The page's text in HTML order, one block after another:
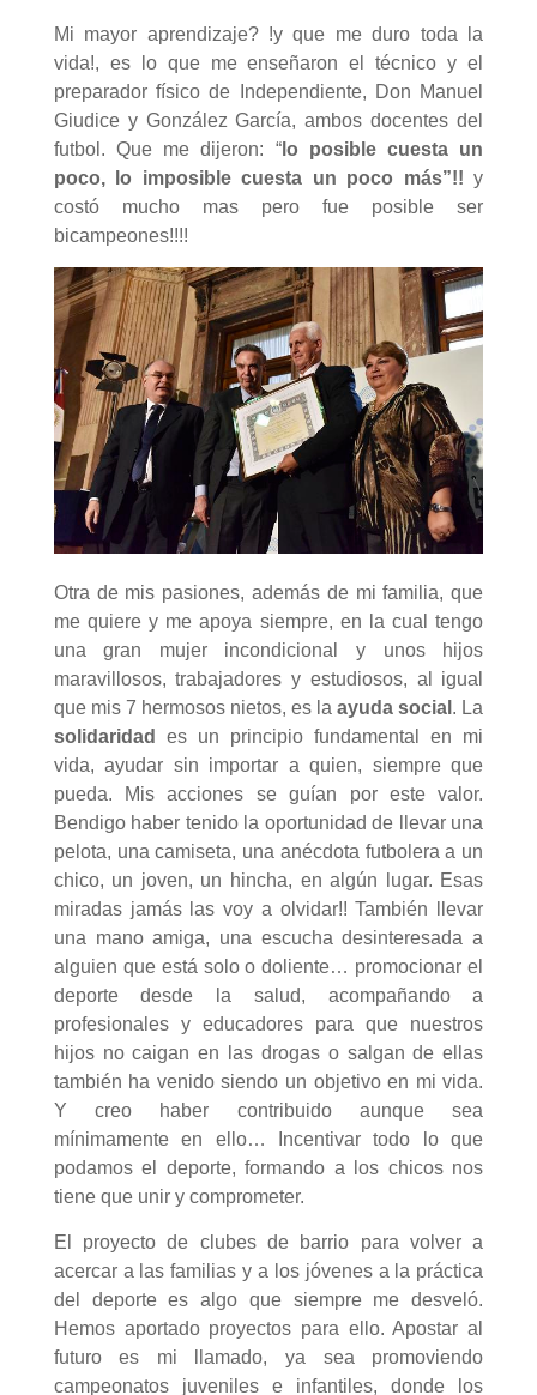
Mi mayor aprendizaje? !y que me duro toda la
vida!, es lo que me enseñaron el técnico y el
preparador físico de Independiente, Don Manuel
Giudice y González García, ambos docentes del
futbol. Que me dijeron: “lo posible cuesta un
poco, lo imposible cuesta un poco más”!!y
costó mucho mas pero fue posible ser
bicampeones!!!!
Otra de mis pasiones, además de mi familia, que
me quiere y me apoya siempre, en la cual tengo
una gran mujer incondicional y unos hijos
maravillosos, trabajadores y estudiosos, al igual
que mis 7 hermosos nietos, es laayuda social . La
solidaridad
es un principio fundamental en mi
vida, ayudar sin importar a quien, siempre que
pueda. Mis acciones se guían por este valor.
Bendigo haber tenido la oportunidad de llevar una
pelota, una camiseta, una anécdota futbolera a un
chico, un joven, un hincha, en algún lugar. Esas
miradas jamás las voy a olvidar!! También llevar
una mano amiga, una escucha desinteresada a
alguien que está solo o doliente… promocionar el
deporte desde la salud, acompañando a
profesionales y educadores para que nuestros
hijos no caigan en las drogas o salgan de ellas
también ha venido siendo un objetivo en mi vida.
Y creo haber contribuido aunque sea
mínimamente en ello… Incentivar todo lo que
podamos el deporte, formando a los chicos nos
tiene que unir y comprometer.
El proyecto de clubes de barrio para volver a
acercar a las familias y a los jóvenes a la práctica
del deporte es algo que siempre me desveló.
Hemos aportado proyectos para ello. Apostar al
futuro es mi llamado, ya sea promoviendo
campeonatos juveniles e infantiles, donde los